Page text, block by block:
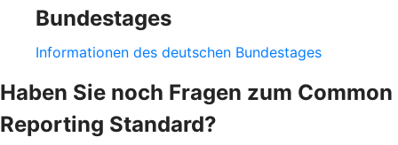
Bundestages
Informationen des deutschen Bundestages
Haben Sie noch Fragen zum Common
Reporting Standard?